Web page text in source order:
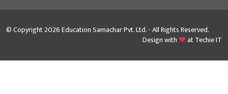
© Copyright 2026 Education Samachar Pvt. Ltd. - All Rights Reserved.
Design with
atTechie IT